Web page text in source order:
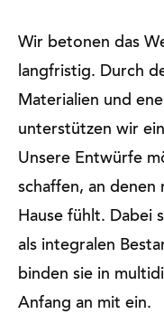
Wir betonen das
langfristig. Durch
Materialien und
unterstützen wir
Unsere Entwürfe
schaffen, an denen
Hause fühlt. Dabei
als integralen
binden sie in
Anfang an mit ein.